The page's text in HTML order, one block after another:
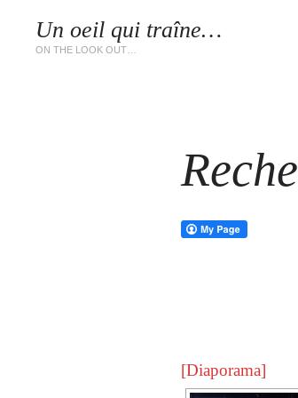
Un oeil qui traîne…
ON THE LOOK OUT…
[Diaporama]